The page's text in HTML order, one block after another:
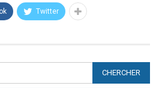
Twitter